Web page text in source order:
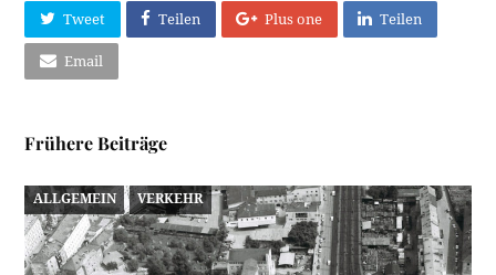
Tweet Teilen Plus one Teilen
Email
Frühere Beiträge
ALLGEMEIN VERKEHR